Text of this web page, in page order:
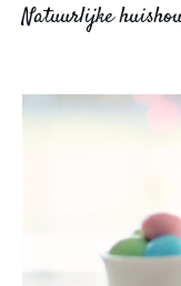
Natuurlijke